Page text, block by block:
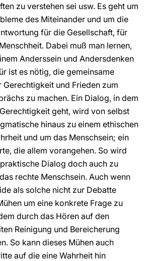
zu verstehen sei usw. Es geht um
des Miteinander und um die
für die Gesellschaft, für
Dabei muß man lernen,
Anderssein und Andersdenken
ist es nötig, die gemeinsame
und Frieden zum
zu machen. Ein Dialog, in dem
geht, wird von selbst
hinaus zu einem ethischen
und um das Menschsein; ein
die allem vorangehen. So wird
Dialog doch auch zu
rechte Menschsein. Auch wenn
als solche nicht zur Debatte
um eine konkrete Frage zu
durch das Hören auf den
Reinigung und Bereicherung
So kann dieses Mühen auch
auf die eine Wahrheit hin